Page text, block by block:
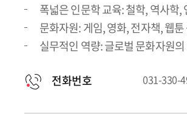
폭넓은 인문학 교육: 철학, 역사학
문화자원: 게임, 영화, 전자책, 웹
실무적인 역량: 글로벌 문화자원
전화번호 031-330-